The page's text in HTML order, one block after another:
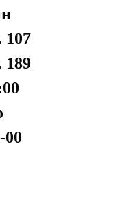
107
189
00